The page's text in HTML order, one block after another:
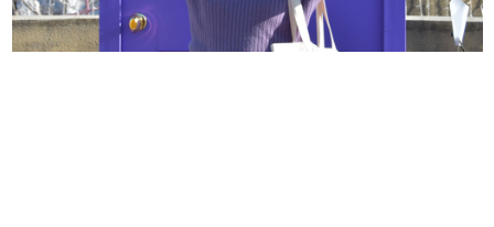
なんでゲームは面白い？